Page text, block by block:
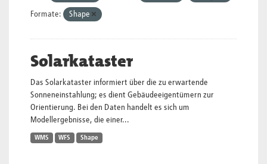
Formate: Shape
Solarkataster
Das Solarkataster informiert über die zu erwartende
Sonneneinstahlung; es dient Gebäudeeigentümern zur
Orientierung. Bei den Daten handelt es sich um
Modellergebnisse, die einer...
WMS WFS Shape